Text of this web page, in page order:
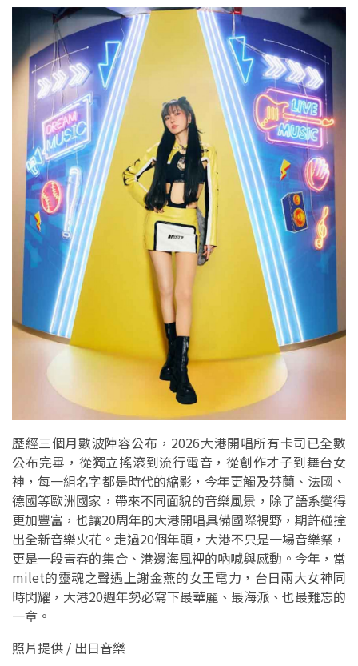
歷經三個月數波陣容公布，2026大港開唱所有卡司已全數
公布完畢，從獨立搖滾到流行電音，從創作才子到舞台女
神，每一組名字都是時代的縮影，今年更觸及芬蘭、法國、
德國等歐洲國家，帶來不同面貌的音樂風景，除了語系變得
更加豐富，也讓20周年的大港開唱具備國際視野，期許碰撞
出全新音樂火花。走過20個年頭，大港不只是一場音樂祭，
更是一段青春的集合、港邊海風裡的吶喊與感動。今年，當
milet的靈魂之聲遇上謝金燕的女王電力，台日兩大女神同
時閃耀，大港20週年勢必寫下最華麗、最海派、也最難忘的
一章。
照片提供 / 出日音樂